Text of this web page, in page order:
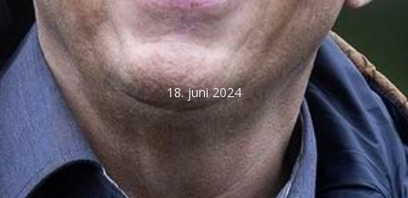
18. juni 2024